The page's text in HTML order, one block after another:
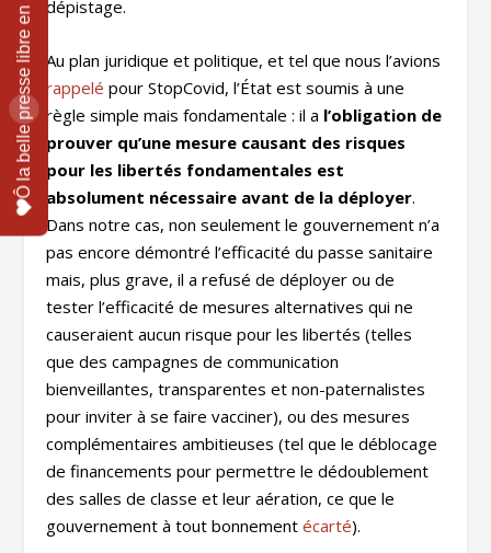
dépistage.
Au plan juridique et politique, et tel que nous l’avions
rappelé pour StopCovid, l’État est soumis à une
règle simple mais fondamentale : il a l’obligation de
prouver qu’une mesure causant des risques
pour les libertés fondamentales est
absolument nécessaire avant de la déployer.
Dans notre cas, non seulement le gouvernement n’a
pas encore démontré l’efficacité du passe sanitaire
mais, plus grave, il a refusé de déployer ou de
tester l’efficacité de mesures alternatives qui ne
causeraient aucun risque pour les libertés (telles
que des campagnes de communication
bienveillantes, transparentes et non-paternalistes
pour inviter à se faire vacciner), ou des mesures
complémentaires ambitieuses (tel que le déblocage
de financements pour permettre le dédoublement
des salles de classe et leur aération, ce que le
gouvernement à tout bonnementécarté).